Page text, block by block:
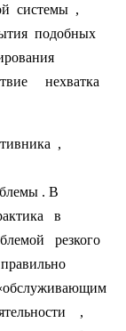
системы ,
подобных
нехватка
,
. В
в
резкого
,